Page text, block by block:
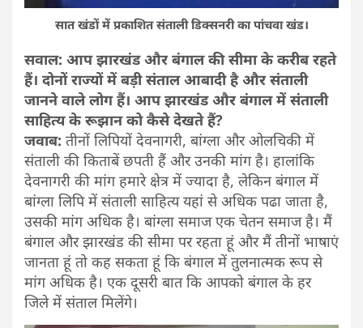
सात खंडों में प्रकाशित संताली डिक्सनरी का पांचवा खंड।
सवाल: आप झारखंड और बंगाल की सीमा के करीब रहते
हैं। दोनों राज्यों में बड़ी संताल आबादी है और संताली
जानने वाले लोग हैं। आप झारखंड और बंगाल में संताली
साहित्य के रूझान को कैसे देखते हैं?
जवाब: तीनों लिपियों देवनागरी, बांग्ला और ओलचिकी में
संताली की किताबें छपती हैं और उनकी मांग है। हालांकि
देवनागरी की मांग हमारे क्षेत्र में ज्यादा है, लेकिन बंगाल में
बांग्ला लिपि में संताली साहित्य यहां से अधिक पढा जाता है,
उसकी मांग अधिक है। बांग्ला समाज एक चेतन समाज है। मैं
बंगाल और झारखंड की सीमा पर रहता हूं और मैं तीनों भाषाएं
जानता हूं तो कह सकता हूं कि बंगाल में तुलनात्मक रूप से
मांग अधिक है। एक दूसरी बात कि आपको बंगाल के हर
जिले में संताल मिलेंगे।